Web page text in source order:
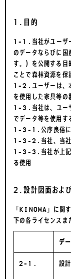
1.目的
1-1.当社がユーザ
のデータならびに国
す。）を公開する
ことで森林資源を保
1-2.ユーザーは、
を使用した家具等の
1-3.当社は、ユー
でデータ等を使用す
1-3-1.公序良俗に
1-3-2.当社、当社
1-3-3.当社が上記
る使用
2.設計図面およ
「KINOWA」に関
下の各ライセンスま
デ
2-1. 設